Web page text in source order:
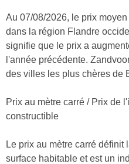
Au 07/08/2026, le prix
dans la région Flandre
signifie que le prix a
l'année précédente.
des villes les plus chères de
Prix au mètre carré / Prix de
constructible
Le prix au mètre carré définit
surface habitable et est un